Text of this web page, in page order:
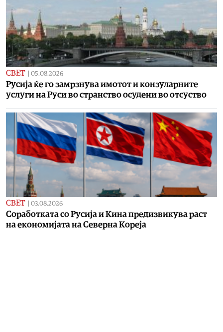
СВЕТ | 05.08.2026
Русија ќе го замрзнува имотот и конзуларните
услуги на Руси во странство осудени во отсуство
СВЕТ | 03.08.2026
Соработката со Русија и Кина предизвикува раст
на економијата на Cеверна Кореја